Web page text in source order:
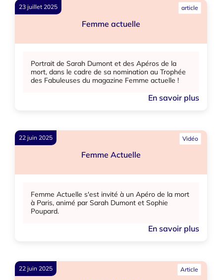
23 juillet 2025 article
Femme actuelle
Portrait de Sarah Dumont et des Apéros de la
mort, dans le cadre de sa nomination au Trophée
des Fabuleuses du magazine Femme actuelle !
En savoir plus
22 juin 2025 Vidéo
Femme Actuelle
Femme Actuelle s'est invité à un Apéro de la mort
à Paris, animé par Sarah Dumont et Sophie
Poupard.
En savoir plus
22 juin 2025 Article